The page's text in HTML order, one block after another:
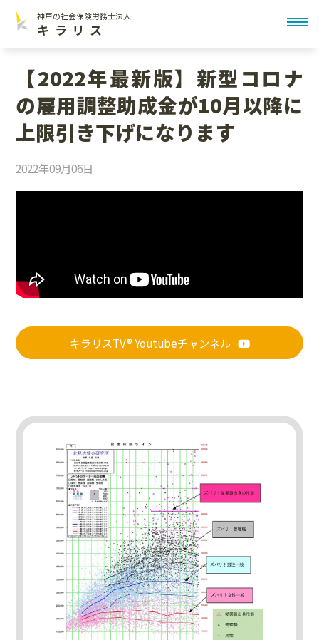
神戸の社会保険労務士法人
キラリス
【2022年最新版】新型コロナ
の雇用調整助成金が10月以降に
上限引き下げになります
2022年09月06日
キラリスTV® Youtubeチャンネル